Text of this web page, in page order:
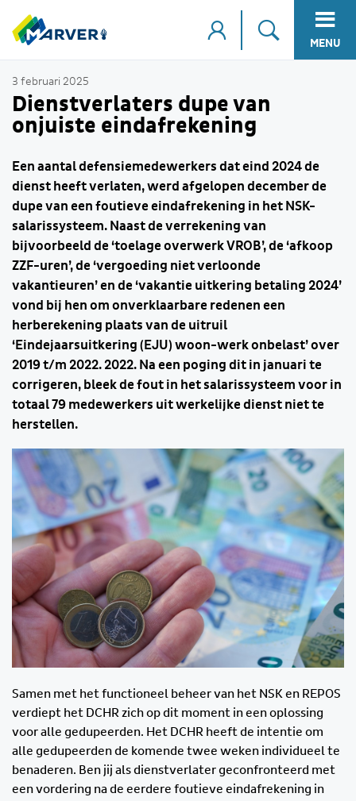
MENU
3 februari 2025
Dienstverlaters dupe van
onjuiste eindafrekening
Een aantal defensiemedewerkers dat eind 2024 de
dienst heeft verlaten, werd afgelopen december de
dupe van een foutieve eindafrekening in het NSK-
salarissysteem. Naast de verrekening van
bijvoorbeeld de ‘toelage overwerk VROB’, de ‘afkoop
ZZF-uren’, de ‘vergoeding niet verloonde
vakantieuren’ en de ‘vakantie uitkering betaling 2024’
vond bij hen om onverklaarbare redenen een
herberekening plaats van de uitruil
‘Eindejaarsuitkering (EJU) woon-werk onbelast’ over
2019 t/m 2022. 2022. Na een poging dit in januari te
corrigeren, bleek de fout in het salarissysteem voor in
totaal 79 medewerkers uit werkelijke dienst niet te
herstellen.
Samen met het functioneel beheer van het NSK en REPOS
verdiept het DCHR zich op dit moment in een oplossing
voor alle gedupeerden. Het DCHR heeft de intentie om
alle gedupeerden de komende twee weken individueel te
benaderen. Ben jij als dienstverlater geconfronteerd met
een vordering na de eerdere foutieve eindafrekening in